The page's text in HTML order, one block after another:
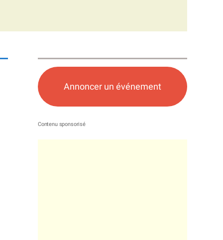
Annoncer un événement